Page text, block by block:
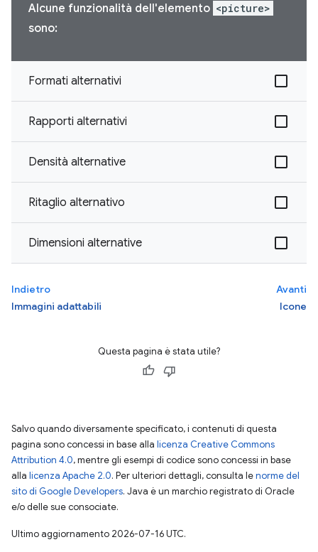
Alcune funzionalità dell'elemento <picture>
sono:
Formati alternativi
Rapporti alternativi
Densità alternative
Ritaglio alternativo
Dimensioni alternative
Indietro
Immagini adattabili
Avanti
Icone
Questa pagina è stata utile?
Salvo quando diversamente specificato, i contenuti di questa
pagina sono concessi in base alla licenza Creative Commons
Attribution 4.0, mentre gli esempi di codice sono concessi in base
alla licenza Apache 2.0. Per ulteriori dettagli, consulta lenorme del
sito di Google Developers. Java è un marchio registrato di Oracle
e/o delle sue consociate.
Ultimo aggiornamento 2026-07-16 UTC.